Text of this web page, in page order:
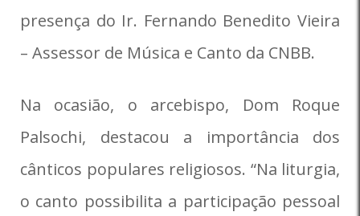
presença do Ir. Fernando Benedito Vieira
– Assessor de Música e Canto da CNBB.
Na ocasião, o arcebispo, Dom Roque
Palsochi, destacou a importância dos
cânticos populares religiosos. “Na liturgia,
o canto possibilita a participação pessoal